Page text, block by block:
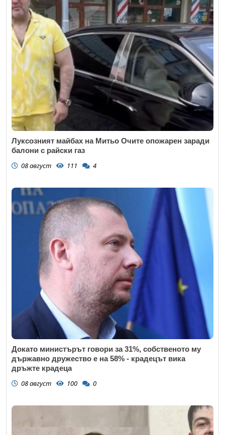
Луксозният майбах на Митьо Очите опожарен заради
балони с райски газ
08 август 111 4
Докато министърът говори за 31%, собственото му
държавно дружество е на 58% - крадецът вика
дръжте крадеца
08 август 100 0